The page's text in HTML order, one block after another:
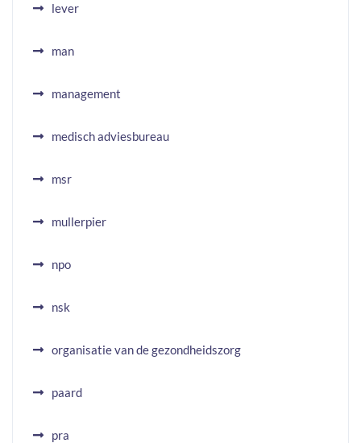
lever
man
management
medisch adviesbureau
msr
mullerpier
npo
nsk
organisatie van de gezondheidszorg
paard
pra